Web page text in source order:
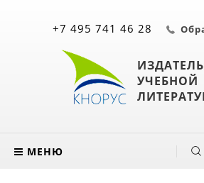
УЧЕБНОЙ
+7 495 741 46 28
МЕНЮ